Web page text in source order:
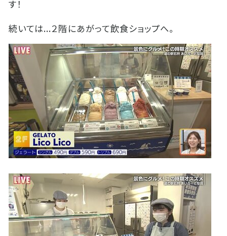
す！
続いては...２階にあがって飲食ショップへ。